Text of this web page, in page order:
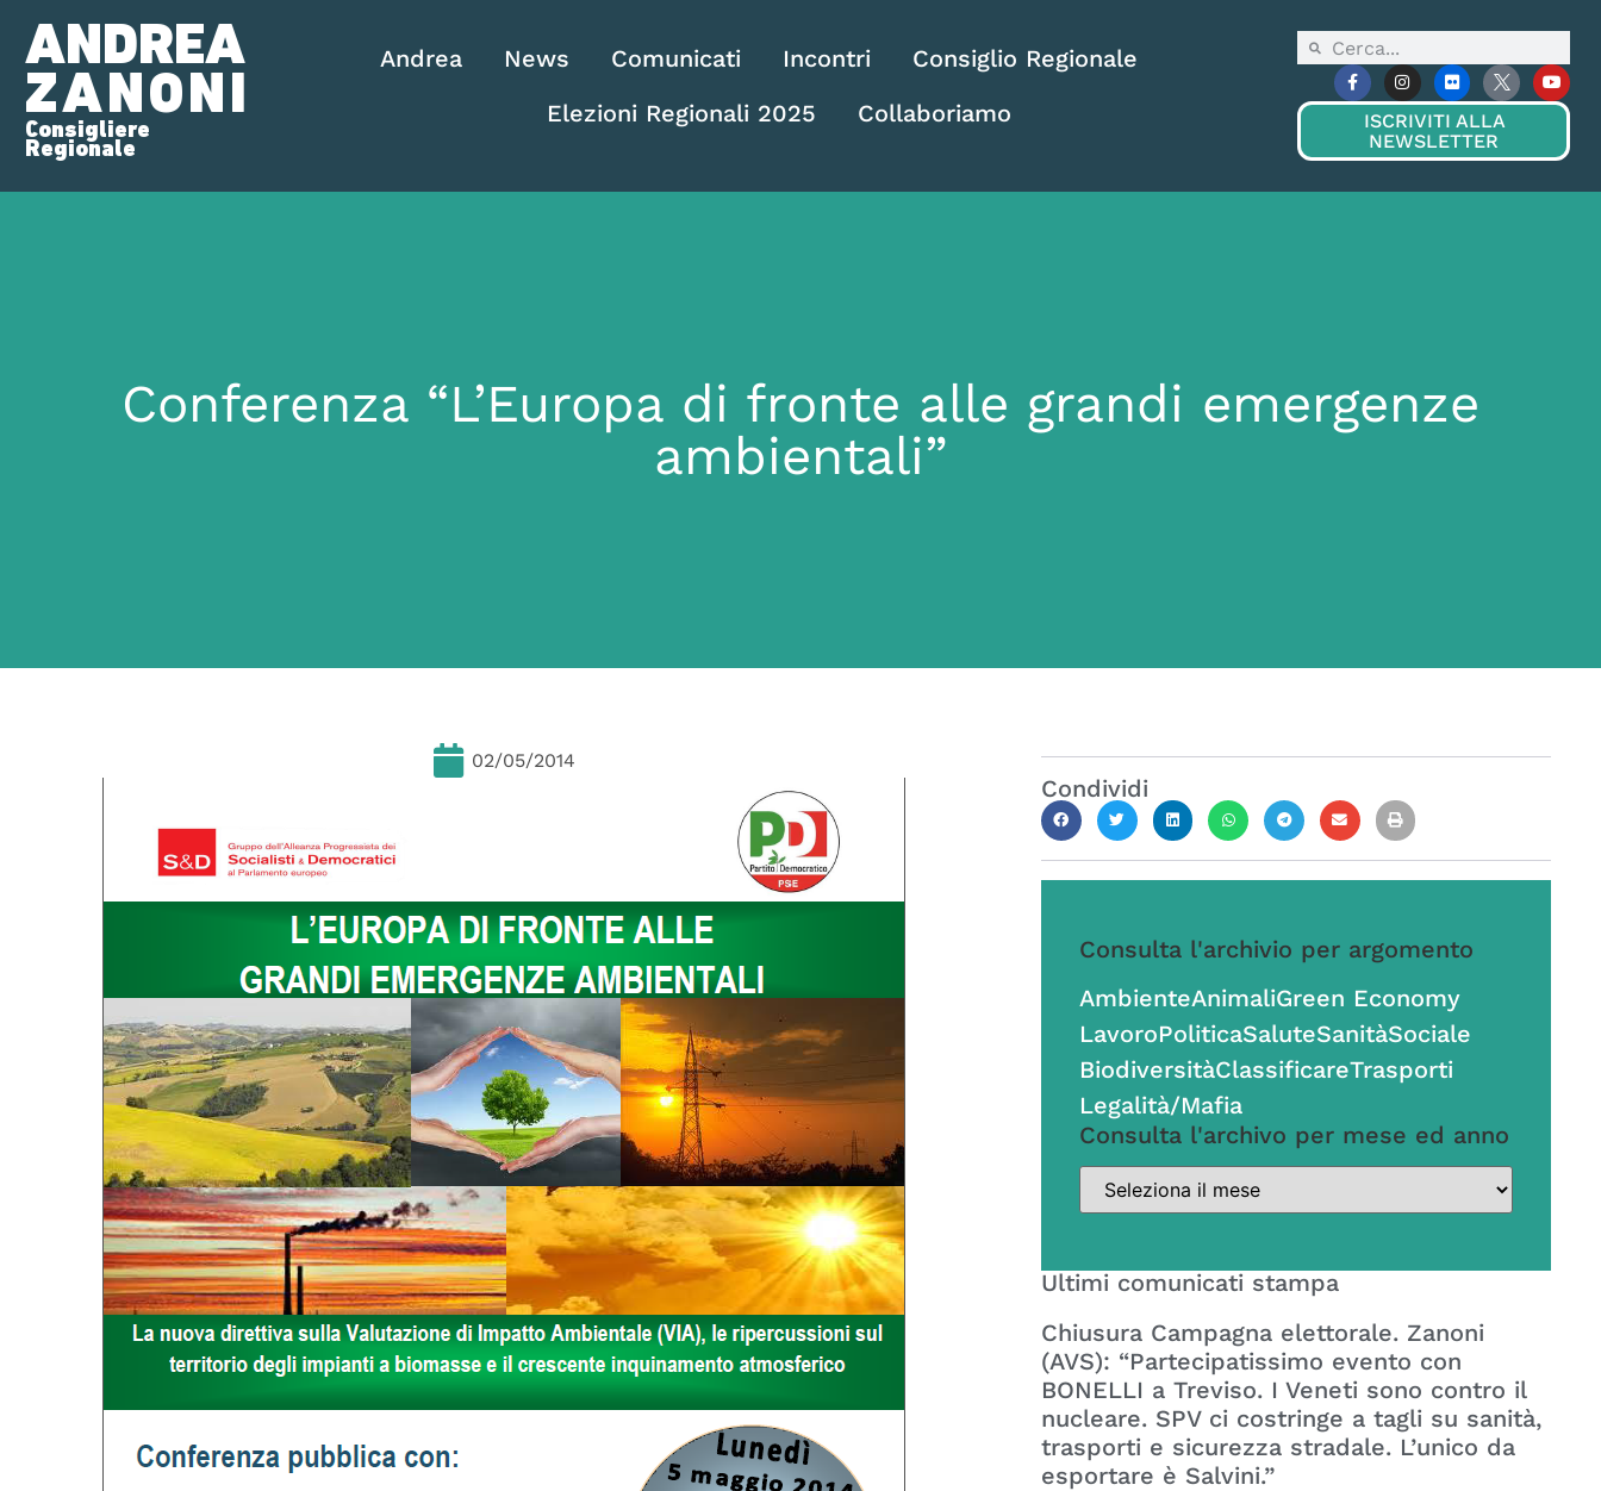
ANDREA
ZANONI
Consigliere
Regionale
Andrea News Comunicati Incontri
Consiglio Regionale
Elezioni Regionali 2025
Collaboriamo
ISCRIVITI ALLA
NEWSLETTER
Conferenza “L’Europa di fronte alle grandi emergenze
ambientali”
02/05/2014
Condividi
Consulta l'archivio per argomento
AmbienteAnimaliGreen Economy
LavoroPoliticaSaluteSanitàSociale
BiodiversitàClassificareTrasporti
Legalità/Mafia
Consulta l'archivo per mese ed anno
Ultimi comunicati stampa
Chiusura Campagna elettorale. Zanoni
(AVS): “Partecipatissimo evento con
BONELLI a Treviso. I Veneti sono contro il
nucleare. SPV ci costringe a tagli su sanità,
trasporti e sicurezza stradale. L’unico da
esportare è Salvini.”